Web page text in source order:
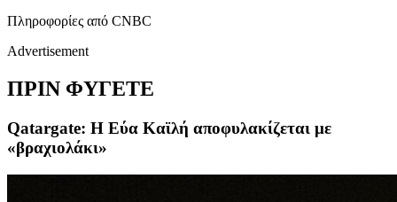
Πληροφορίες από CNBC
Advertisement
ΠΡΙΝ ΦΥΓΕΤΕ
Qatargate: Η Εύα Καϊλή αποφυλακίζεται με
«βραχιολάκι»